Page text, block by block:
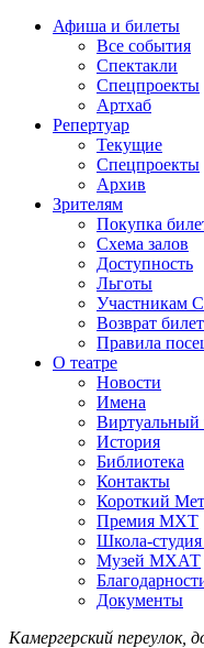
Афиша и билеты
Все события
Спектакли
Спецпроекты
Артхаб
Репертуар
Текущие
Спецпроекты
Архив
Зрителям
Покупка
Схема залов
Доступность
Льготы
Участникам
Возврат
Правила
О театре
Новости
Имена
Виртуальный
История
Библиотека
Контакты
Короткий
Премия МХТ
Школа-
Музей МХАТ
Документы
Камергерский переулок,